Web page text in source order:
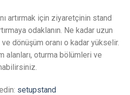
artırmak için ziyaretçinin stand
odaklanın. Ne kadar uzun
dönüşüm oranı o kadar yükselir.
alanları, oturma bölümleri ve
setupstand